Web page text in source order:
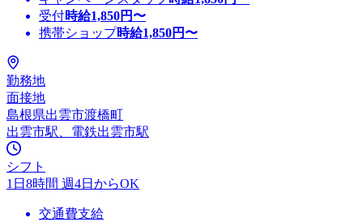
受付時給1,850円〜
携帯ショップ時給1,850円〜
勤務地
面接地
島根県出雲市渡橋町
出雲市駅、電鉄出雲市駅
シフト
1日8時間 週4日からOK
交通費支給